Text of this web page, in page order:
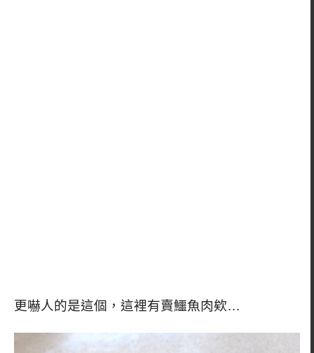
更嚇人的是這個，這裡有賣鱷魚肉欸…